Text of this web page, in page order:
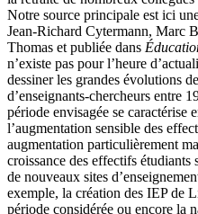
Notre source principale est ici
Jean-Richard Cytermann, Marc
Thomas et publiée dans
n’existe pas pour l’heure
dessiner les grandes évolutions
d’enseignants-chercheurs entre
période envisagée se caractérise
l’augmentation sensible des
augmentation particulièrement
croissance des effectifs étudiants
de nouveaux sites
exemple, la création des IEP de
période considérée ou encore la